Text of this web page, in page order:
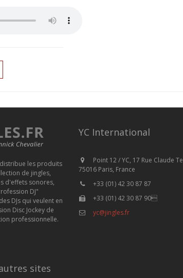
les produits
de jingles,
d'effets sonores,
DJ"
DJs qui veulent en
Disc Jockey de
professionnelle.
YC International
Point 12 / YC, 17 Rue Claude
75016 Paris, France
+33 (01) 42 30 87 87
+33 (01) 42 30 87 90
yc@jingles.fr
sites